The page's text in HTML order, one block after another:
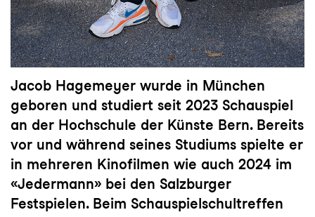
Jacob Hagemeyer wurde in München
geboren und studiert seit 2023 Schauspiel
an der Hochschule der Künste Bern. Bereits
vor und während seines Studiums spielte er
in mehreren Kinofilmen wie auch 2024 im
«Jedermann» bei den Salzburger
Festspielen. Beim Schauspielschultreffen